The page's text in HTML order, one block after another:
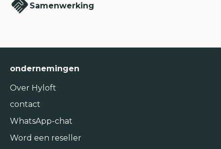
Samenwerking
ondernemingen
Over Hyloft
contact
WhatsApp-chat
Word een reseller